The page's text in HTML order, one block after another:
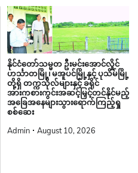
နိုင်ငံတော်သမ္မတ ဦးမင်းအောင်လှိုင်
ဟင်္သာတမြို့၊ မအူပင်မြို့နှင့် ပုသိမ်မြို့
တို့ရှိ တက္ကသိုလ်များနှင့် ခရိုင်
အားကစားကွင်းအဆင့်မြှင့်တင်နိုင်မည့်
အခြေအနေများသွားရောက်ကြည့်ရှု
စစ်ဆေး
Admin August 10, 2026